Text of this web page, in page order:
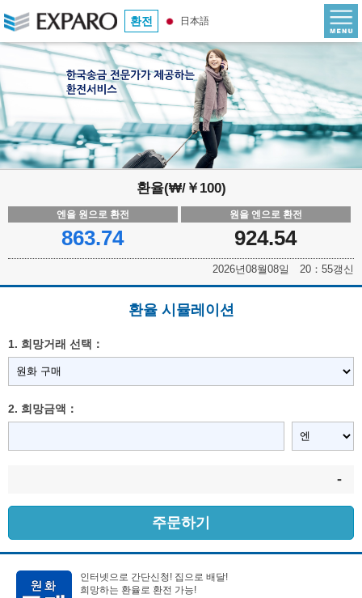
환전 日本語
환율(₩/￥100)
엔을 원으로 환전
863.74
원을 엔으로 환전
924.54
2026년08월08일 20：55갱신
환율 시뮬레이션
1. 희망거래 선택：
2. 희망금액：
-
주문하기
인터넷으로 간단신청! 집으로 배달!
희망하는 환율로 환전 가능!